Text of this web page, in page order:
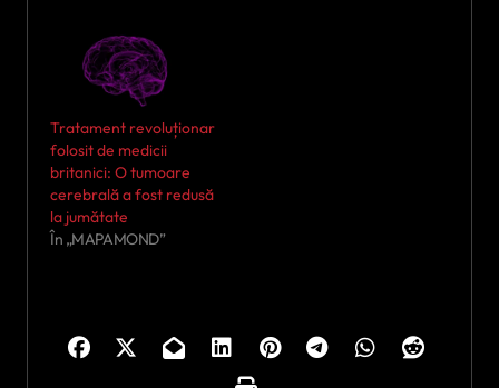
Tratament revoluționar
folosit de medicii
britanici: O tumoare
cerebrală a fost redusă
la jumătate
În „MAPAMOND”